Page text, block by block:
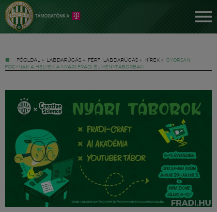
FŐOLDAL » LABDARÚGÁS » FÉRFI LABDARÚGÁS » HÍREK » GYORSAN
FOGYNAK A HELYEK A NYÁRI FRADI ÉLMÉNYTÁBORBAN
Jegyek
FM YouTube +
Hírek